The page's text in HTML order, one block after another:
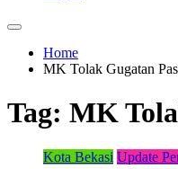
Home
MK Tolak Gugatan
Tag: MK
Kota Bekasi Update